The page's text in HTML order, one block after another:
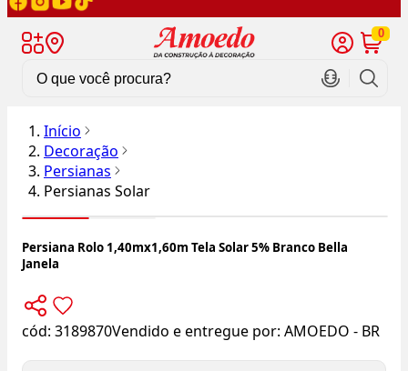
0
Início
Decoração
Persianas
Persianas Solar
Persiana Rolo 1,40mx1,60m Tela Solar 5% Branco Bella
Janela
cód: 3189870Vendido e entregue por: AMOEDO - BR